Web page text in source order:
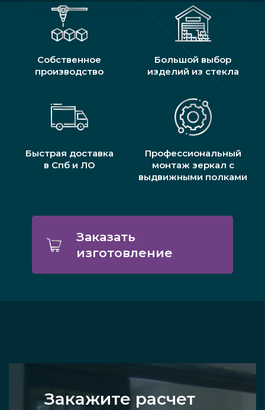
Собственное
производство
Большой выбор
изделий из стекла
Быстрая доставка
в Спб и ЛО
Профессиональный
монтаж зеркал с
выдвижными полками
Заказать
изготовление
Закажите расчет